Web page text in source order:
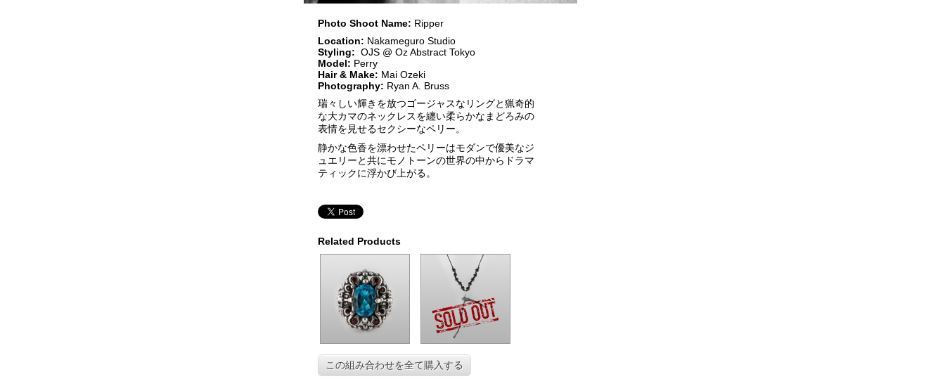
Photo Shoot Name: Ripper
Location: Nakameguro Studio
Styling: OJS @ Oz Abstract Tokyo
Model: Perry
Hair & Make: Mai Ozeki
Photography: Ryan A. Bruss
瑞々しい輝きを放つゴージャスなリングと猟奇的
な大カマのネックレスを纏い柔らかなまどろみの
表情を見せるセクシーなペリー。
静かな色香を漂わせたペリーはモダンで優美なジ
ュエリーと共にモ ノトーンの世界の中からドラマ
ティックに浮かび上がる。
Related Products
この組み合わせを全て購入する